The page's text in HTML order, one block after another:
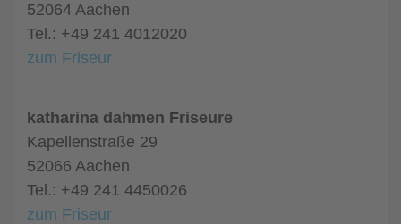
52064 Aachen
Tel.: +49 241 4012020
zum Friseur
katharina dahmen Friseure
Kapellenstraße 29
52066 Aachen
Tel.: +49 241 4450026
zum Friseur